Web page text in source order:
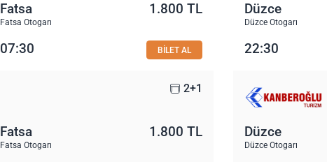
Fatsa
Fatsa Otogarı
1.800 TL
07:30 BİLET AL
Düzce
Düzce Otogarı
22:30
2+1
Fatsa
Fatsa Otogarı
1.800 TL Düzce
Düzce Otogarı